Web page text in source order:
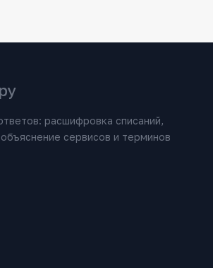
расшифровка списаний,
сервисов и терминов